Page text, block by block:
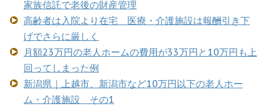
家族信託で老後の財産管理
高齢者は入院より在宅 医療・介護施設は報酬引き下
げでさらに厳しく
月額23万円の老人ホームの費用が33万円と10万円も上
回ってしまった例
新潟県｜上越市、新潟市など10万円以下の老人ホー
ム・介護施設 その1